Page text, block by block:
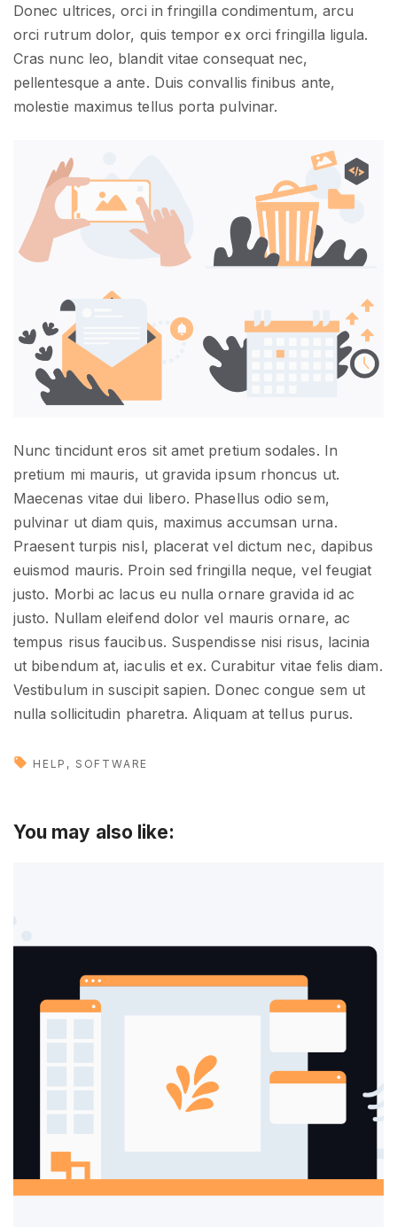
Donec ultrices, orci in fringilla condimentum, arcu
orci rutrum dolor, quis tempor ex orci fringilla ligula.
Cras nunc leo, blandit vitae consequat nec,
pellentesque a ante. Duis convallis finibus ante,
molestie maximus tellus porta pulvinar.
Nunc tincidunt eros sit amet pretium sodales. In
pretium mi mauris, ut gravida ipsum rhoncus ut.
Maecenas vitae dui libero. Phasellus odio sem,
pulvinar ut diam quis, maximus accumsan urna.
Praesent turpis nisl, placerat vel dictum nec, dapibus
euismod mauris. Proin sed fringilla neque, vel feugiat
justo. Morbi ac lacus eu nulla ornare gravida id ac
justo. Nullam eleifend dolor vel mauris ornare, ac
tempus risus faucibus. Suspendisse nisi risus, lacinia
ut bibendum at, iaculis et ex. Curabitur vitae felis diam.
Vestibulum in suscipit sapien. Donec congue sem ut
nulla sollicitudin pharetra. Aliquam at tellus purus.
HELP SOFTWARE
You may also like: